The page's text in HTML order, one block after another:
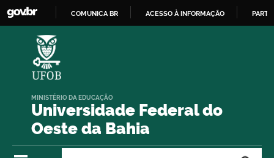
COMUNICA BR ACESSO À INFORMAÇÃO
Universidade Federal do
Oeste da Bahia
MINISTÉRIO DA EDUCAÇÃO